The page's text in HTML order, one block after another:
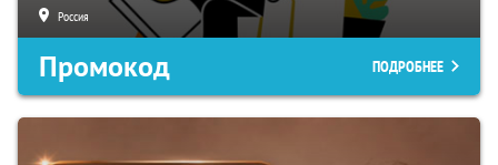
Россия
Промокод ПОДРОБНЕЕ